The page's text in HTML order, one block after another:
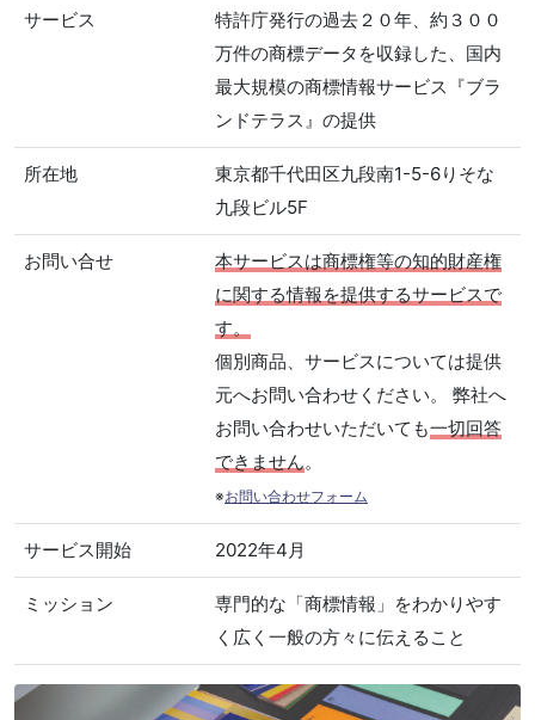
サービス
特許庁発行の過去２０年、約３００
万件の商標データを収録した、国内
最大規模の商標情報サービス『ブラ
ンドテラス』の提供
所在地
東京都千代田区九段南1-5-6りそな
九段ビル5F
お問い合せ
本サービスは商標権等の知的財産権
に関する情報を提供するサービスで
す。
個別商品、サービスについては提供
元へお問い合わせください。 弊社へ
お問い合わせいただいても一切回答
できません。
※お問い合わせフォーム
サービス開始 2022年4月
ミッション
専門的な「商標情報」をわかりやす
く広く一般の方々に伝えること